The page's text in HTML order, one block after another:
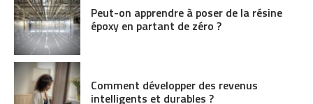
Peut-on apprendre à poser de la résine
époxy en partant de zéro ?
Comment développer des revenus
intelligents et durables ?